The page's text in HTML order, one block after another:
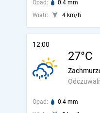
Opad: 0.4 mm
Wiatr:
4 km/h
12:00
27°C
Opad: 0.4 mm